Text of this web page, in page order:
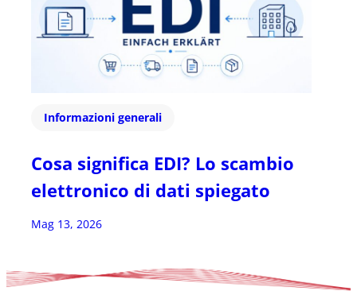
Informazioni generali
Cosa significa EDI? Lo scambio
elettronico di dati spiegato
Mag 13, 2026